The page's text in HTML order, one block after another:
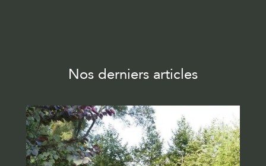
Nos derniers articles